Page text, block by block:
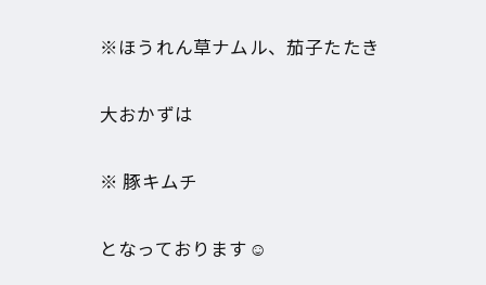
※ほうれん草ナムル、茄子たたき
大おかずは
※ 豚キムチ
となっております☺️